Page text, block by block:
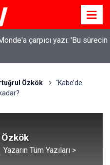
çarpıcı yazı: 'Bu sürecin
Özkök
“Kabe’de
Yazarın Tüm Yazıları >